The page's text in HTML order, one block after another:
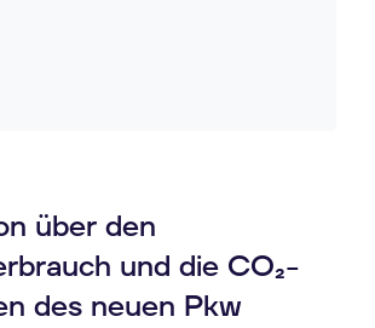
über den
und die CO₂-
des neuen Pkw